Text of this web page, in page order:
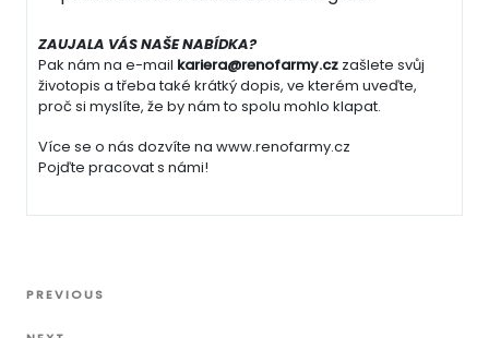
ZAUJALA VÁS NAŠE NABÍDKA?
Pak nám na e-mail kariera@renofarmy.cz zašlete svůj
životopis a třeba také krátký dopis, ve kterém uveďte,
proč si myslíte, že by nám to spolu mohlo klapat.
Více se o nás dozvíte na www.renofarmy.cz
Pojďte pracovat s námi!
Navigace
Previous
PREVIOUS